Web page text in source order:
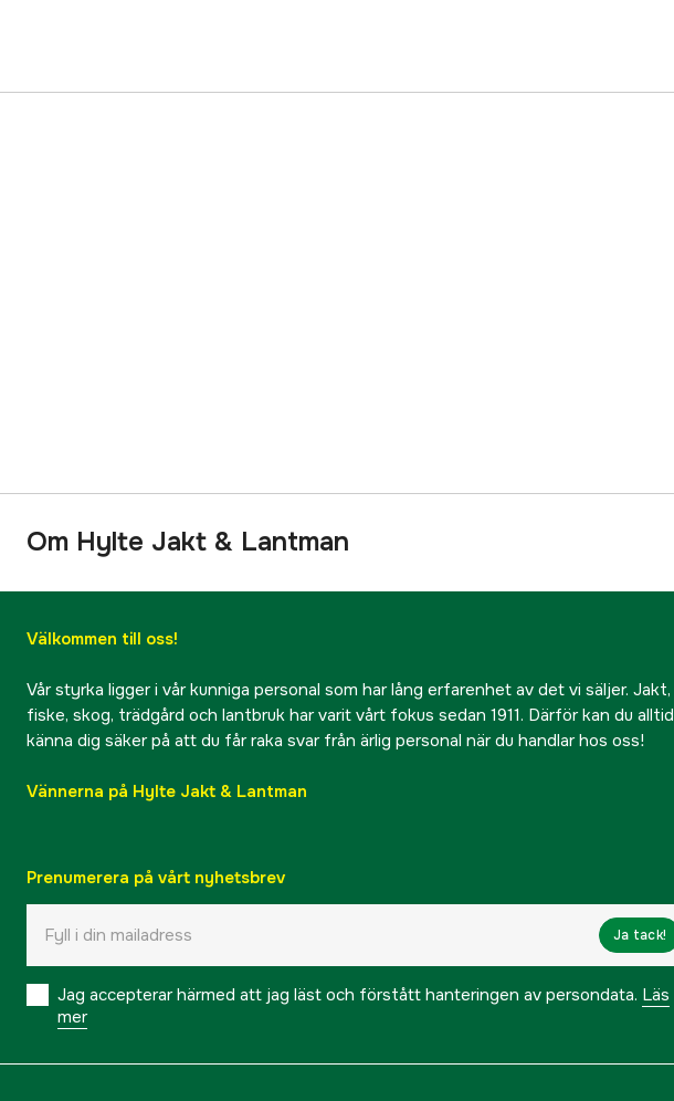
Om Hylte Jakt & Lantman
Välkommen till oss!
Vår styrka ligger i vår kunniga personal som har lång erfarenhet av det vi säljer. Jakt,
fiske, skog, trädgård och lantbruk har varit vårt fokus sedan 1911. Därför kan du alltid
känna dig säker på att du får raka svar från ärlig personal när du handlar hos oss!
Vännerna på Hylte Jakt & Lantman
Prenumerera på vårt nyhetsbrev
Ja tack!
Jag accepterar härmed att jag läst och förstått hanteringen av persondata. Läs
mer